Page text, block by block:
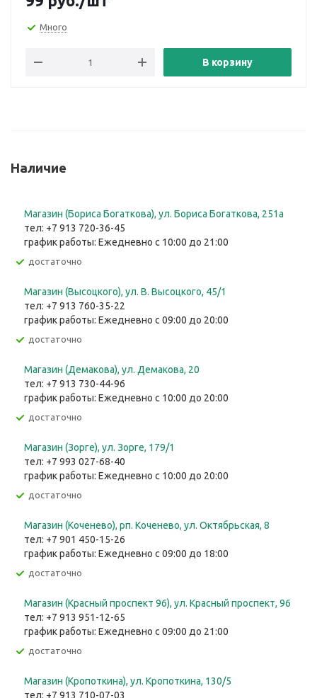
Много
В корзину
Наличие
Магазин (Бориса Богаткова), ул. Бориса Богаткова, 251а
тел: +7 913 720-36-45
график работы: Ежедневно с 10:00 до 21:00
Достаточно
Магазин (Высоцкого), ул. ​В. Высоцкого, 45/1
тел: +7 913 760-35-22
график работы: Ежедневно с 09:00 до 20:00
Достаточно
Магазин (Демакова), ул. Демакова, 20
тел: +7 913 730-44-96
график работы: Ежедневно с 10:00 до 20:00
Достаточно
Магазин (Зорге), ул. Зорге, 179/1
тел: +7 993 027-68-40
график работы: Ежедневно с 10:00 до 20:00
Достаточно
Магазин (Коченево), рп. Коченево, ул. Октябрьская, 8
тел: +7 901 450-15-26
график работы: Ежедневно с 09:00 до 18:00
Достаточно
Магазин (Красный проспект 96), ул. Красный проспект, 96
тел: +7 913 951-12-65
график работы: Ежедневно с 09:00 до 21:00
Достаточно
Магазин (Кропоткина), ул. ​Кропоткина, 130/5
тел: +7 913 710-07-03